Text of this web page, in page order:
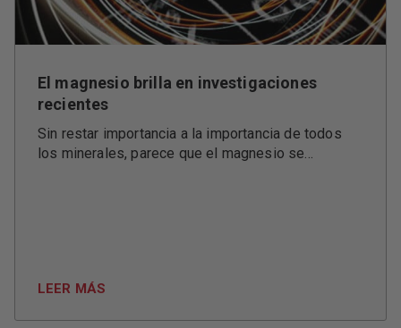
El magnesio brilla en investigaciones
recientes
Sin restar importancia a la importancia de todos
los minerales, parece que el magnesio se...
LEER MÁS